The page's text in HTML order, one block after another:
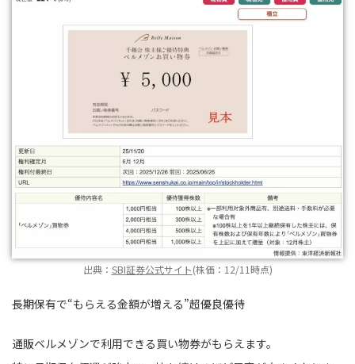
出典： SBI証券公式サイト(株価：12/11時点)
長期保有で“もらえる金額が増える”超優良優待
通販ベルメゾンで利用できる買い物券がもらえます。